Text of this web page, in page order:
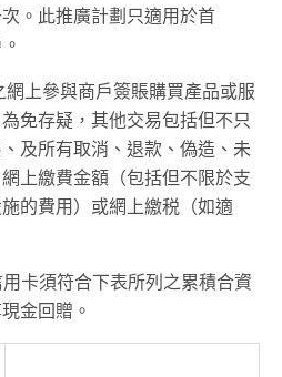
。此推廣計劃只適用於首
網上參與商戶簽賬購買產品或服
免存疑，其他交易包括但不只
及所有取消、退款、偽造、未
上繳費金額（包括但不限於支
的費用）或網上繳税（如適
卡須符合下表所列之累積合資
金回贈。